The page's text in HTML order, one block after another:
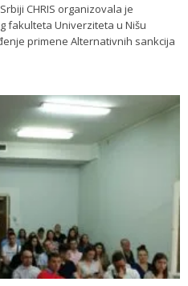
CHRIS organizovala je
fakulteta Univerziteta u Nišu
primene Alternativnih sankcija